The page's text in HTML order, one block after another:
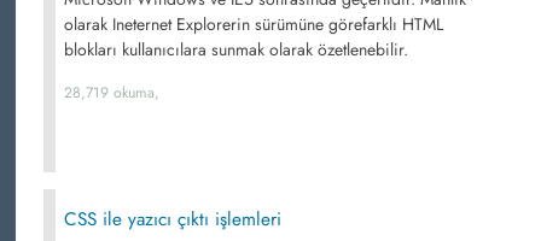
olarak Ineternet Explorerin sürümüne görefarklı HTML
blokları kullanıcılara sunmak olarak özetlenebilir.
28,719 okuma,
CSS ile yazıcı çıktı işlemleri